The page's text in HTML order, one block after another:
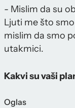
- Mislim da su
Ljuti me što
mislim da smo
utakmici.
Kakvi su vaši
Oglas